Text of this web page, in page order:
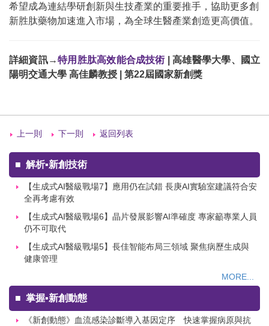
希望成為連結學研創新與生技產業的重要推手，協助更多創
新胜肽藥物加速進入市場，為全球生醫產業創造更高價值。
詳細資訊→特用胜肽高效能合成技術 | 高雄醫學大學、國立
陽明交通大學 高佳麟教授 | 第22屆國家新創獎
上一則 下一則 返回列表
■ 解析▪新創技術
【生成式AI醫級戰場7】應用仍在試錯 長庚AI實驗室建議符合安
全再考慮有效
【生成式AI醫級戰場6】晶片發展影響AI準確度 專家籲專業人員
仍不可取代
【生成式AI醫級戰場5】長佳智能布局三領域 聚焦病歷生成與
健康管理
MORE...
■ 掌握▪新創動態
《新創動態》血流感染診斷導入基因定序 快速掌握病原與抗